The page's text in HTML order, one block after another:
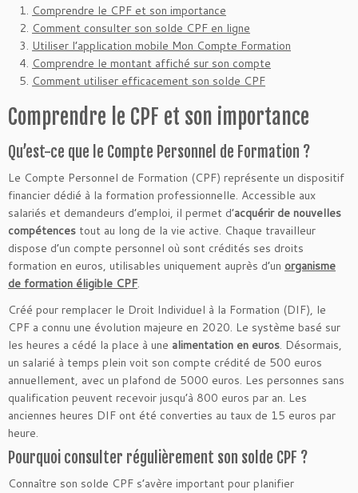
Comprendre le CPF et son importance
Comment consulter son solde CPF en ligne
Utiliser l’application mobile Mon Compte Formation
Comprendre le montant affiché sur son compte
Comment utiliser efficacement son solde CPF
Comprendre le CPF et son importance
Qu’est-ce que le Compte Personnel de Formation ?
Le Compte Personnel de Formation (CPF) représente un dispositif
financier dédié à la formation professionnelle. Accessible aux
salariés et demandeurs d’emploi, il permet d’acquérir de nouvelles
compétences tout au long de la vie active. Chaque travailleur
dispose d’un compte personnel où sont crédités ses droits
formation en euros, utilisables uniquement auprès d’un organisme
de formation éligible CPF.
Créé pour remplacer le Droit Individuel à la Formation (DIF), le
CPF a connu une évolution majeure en 2020. Le système basé sur
les heures a cédé la place à une alimentation en euros. Désormais,
un salarié à temps plein voit son compte crédité de 500 euros
annuellement, avec un plafond de 5000 euros. Les personnes sans
qualification peuvent recevoir jusqu’à 800 euros par an. Les
anciennes heures DIF ont été converties au taux de 15 euros par
heure.
Pourquoi consulter régulièrement son solde CPF ?
Connaître son solde CPF s’avère important pour planifier